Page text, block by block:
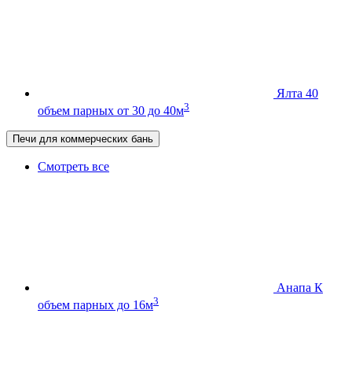
Ялта 40
объем парных от 30 до 40м3
Печи для коммерческих бань
Смотреть все
Анапа К
объем парных до 16м3